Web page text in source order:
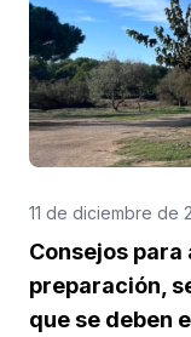
11 de diciembre de
Consejos
preparación,
que se deben